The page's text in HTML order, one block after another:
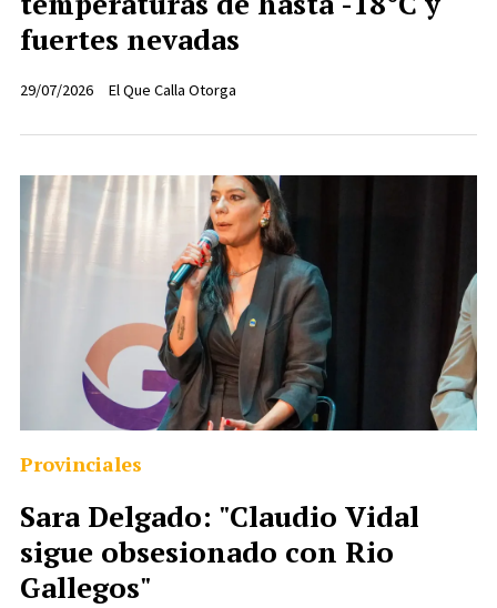
fuertes nevadas
El Que Calla Otorga
29/07/2026
Sara Delgado: "Claudio Vidal
sigue obsesionado con Rio
Gallegos"
Provinciales